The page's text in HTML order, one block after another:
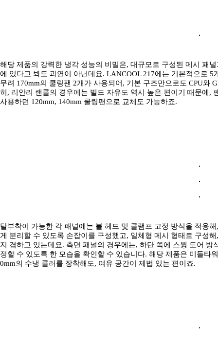
해당 제품의 강력한 냉각 성능의 비밀은, 대규모로 구성된 메시 패
에 있다고 봐도 과연이 아닌데요. LANCOOL 217에는 기본적으로
무려 170mm의 쿨링팬 2개가 사용되어, 기본 구조만으로도 CPU와
히, 리안리 랜쿨의 경우에는 빌드 자유도 역시 높은 편이기 때문에,
사용하던 120mm, 140mm 쿨링팬으로 교체도 가능하죠.
탈부착이 가능한 각 패널에는 볼 헤드 및 클램프 고정 방식을 적용
게 분리할 수 있도록 손잡이를 구성했고, 일체형 메시 형태로 구성
지 겸하고 있는데요. 측면 패널의 경우에는, 하단 쪽에 스윙 도어
정할 수 있도록 한 모습을 확인할 수 있습니다. 해당 제품은 미들타
0mm의 수냉 쿨러를 장착해도, 여유 공간이 제법 있는 편이죠.